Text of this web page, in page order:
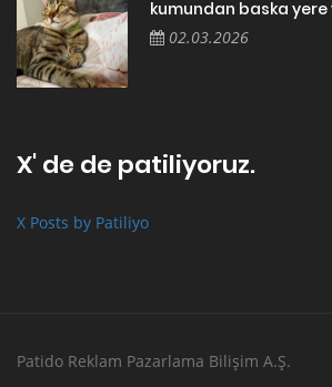
kumundan baska yere
02.03.2026
X' de de patiliyoruz.
X Posts by Patiliyo
Patido Reklam Pazarlama Bilişim A.Ş.